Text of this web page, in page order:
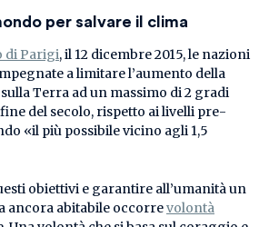
per salvare il clima
di Parigi, il 12 dicembre 2015, le nazioni
a limitare l’aumento della
Terra ad un massimo di 2 gradi
del secolo, rispetto ai livelli pre-
«il più possibile vicino agli 1,5
obiettivi e garantire all’umanità un
ancora abitabile occorrevolontà